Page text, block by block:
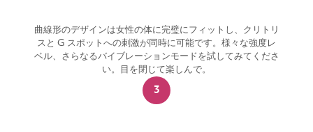
曲線形のデザインは女性の体に完璧にフィットし、クリトリ
スと G スポットへの刺激が同時に可能です。様々な強度レ
ベル、さらなるバイブレーションモードを試してみてくださ
い。目を閉じて楽しんで。
3